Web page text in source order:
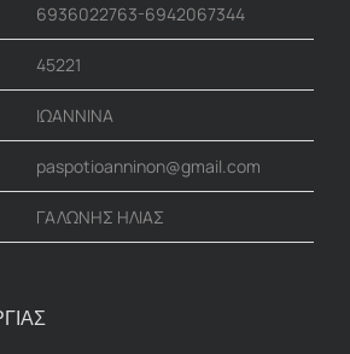
6936022763-6942067344
45221
ΙΩΑΝΝΙΝΑ
paspotioanninon@gmail.com
ΓΑΛΩΝΗΣ ΗΛΙΑΣ